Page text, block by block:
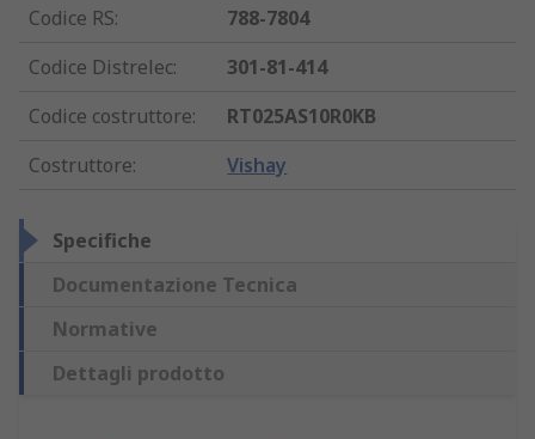
Codice RS:
788-7804
Codice Distrelec:
301-81-414
Codice costruttore:
RT025AS10R0KB
Costruttore: Vishay
Specifiche
Documentazione Tecnica
Normative
Dettagli prodotto